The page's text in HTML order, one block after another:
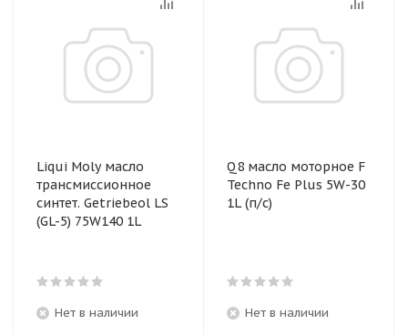
Liqui Moly масло
трансмиссионное
синтет. Getriebeol LS
(GL-5) 75W140 1L
Нет в наличии
Q8 масло моторное F
Techno Fe Plus 5W-30
1L (п/с)
Нет в наличии